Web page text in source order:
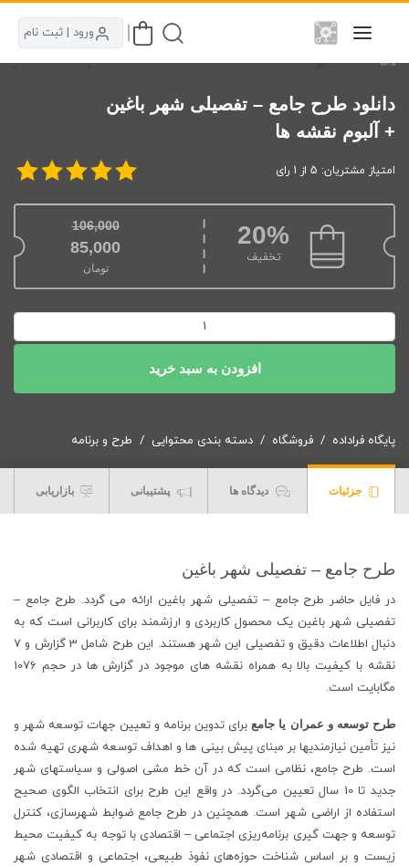
ورود | ثبت نام
دانلود طرح جامع – تفصیلی شهر باغین
+ آلبوم نقشه ها
امتیاز مشتریان: 5 از 1 رای
20%
تخفیف
106,000
قیمت اصلی: 106,000تومان بود.
85,000
تومان
قیمت فعلی: 85,000تومان.
طرح
-
شهر
آلبوم
عدد
افزودن به سبد خرید
پایگاه فراداده فروشگاه دسته بندی محتوایی طرح و برنامه
جزئیات دیدگاه ها پشتیبانی بازاریابی
طرح جامع – تفصیلی شهر باغین
در فایل حاضر طرح جامع – تفصیلی شهر باغین ارائه می گردد. طرح جامع –
تفصیلی شهر باغین یک محصول کاربردی و ارزشمند برای کاربرانی است که به
دنبال اطلاعات دقیق و تفصیلی این شهر هستند. این طرح شامل 3 گزارش و 7
نقشه با کیفیت بالا به همراه نقشه های موجود در گزارش ها در حجم 1076
مگابایت است.
طرح توسعه و عمران یا جامعبرای تدوین برنامه و تعیین جهات توسعه شهر و
نیز تأمین نیازمندیها بر مبنای پیش بینی ها و اهداف توسعه شهری تهیه شده
است. طرح جامع، نظامی است که در آن خط مشی اصولی و سیاستهای شهر
جدید تا 10 سال تعیین می‌گردد. در واقع این طرح برای انتخاب الگوی صحیح
استفاده از اراضی شهر است. همچنین در طرح جامع ضوابط شهرسازی، کنترل
توسعه و جهت گیری برنامه‌ریزی اجتماعی – اقتصادی با توجه به کیفیت محیط
زیست و بر اساس شناخت حوزه‌های نفوذ طبیعی، اجتماعی و اقتصادی شهر